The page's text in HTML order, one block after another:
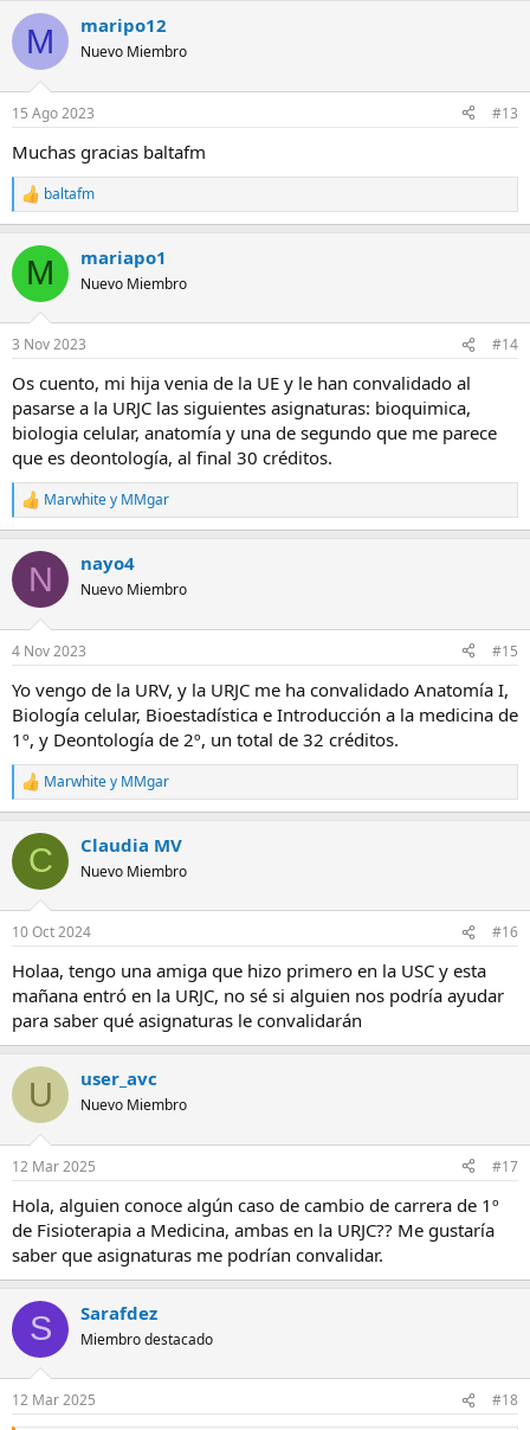
c
i
e
:
M maripo12
Nuevo Miembro
15 Ago 2023 #13
Muchas gracias baltafm
R
e
c
i
n
e
:
baltafm
M mariapo1
Nuevo Miembro
3 Nov 2023 #14
Os cuento, mi hija venia de la UE y le han convalidado al
pasarse a la URJC las siguientes asignaturas: bioquimica,
biologia celular, anatomía y una de segundo que me parece
que es deontología, al final 30 créditos.
R
e
c
i
e
:
Marwhitey MMgar
N nayo4
Nuevo Miembro
4 Nov 2023 #15
Yo vengo de la URV, y la URJC me ha convalidado Anatomía I,
Biología celular, Bioestadística e Introducción a la medicina de
1º, y Deontología de 2º, un total de 32 créditos.
R
e
c
i
n
e
:
Marwhitey MMgar
C Claudia MV
Nuevo Miembro
10 Oct 2024 #16
Holaa, tengo una amiga que hizo primero en la USC y esta
mañana entró en la URJC, no sé si alguien nos podría ayudar
para saber qué asignaturas le convalidarán
U user_avc
Nuevo Miembro
12 Mar 2025 #17
Hola, alguien conoce algún caso de cambio de carrera de 1º
de Fisioterapia a Medicina, ambas en la URJC?? Me gustaría
saber que asignaturas me podrían convalidar.
S Sarafdez
Miembro destacado
12 Mar 2025 #18